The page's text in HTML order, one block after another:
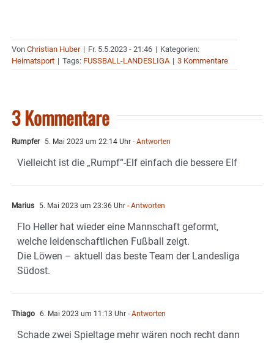
Von Christian Huber | Fr. 5.5.2023 - 21:46 | Kategorien:
Heimatsport | Tags: FUSSBALL-LANDESLIGA | 3 Kommentare
3 Kommentare
Rumpfer 5. Mai 2023 um 22:14 Uhr - Antworten
Vielleicht ist die „Rumpf“-Elf einfach die bessere Elf
Marius 5. Mai 2023 um 23:36 Uhr - Antworten
Flo Heller hat wieder eine Mannschaft geformt,
welche leidenschaftlichen Fußball zeigt.
Die Löwen – aktuell das beste Team der Landesliga
Südost.
Thiago 6. Mai 2023 um 11:13 Uhr - Antworten
Schade zwei Spieltage mehr wären noch recht dann